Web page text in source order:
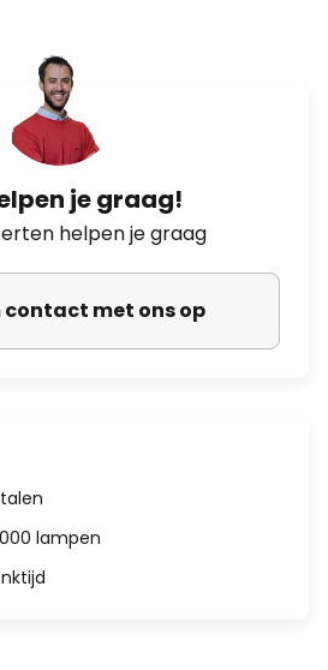
je graag!
helpen je graag
contact met ons op
lampen